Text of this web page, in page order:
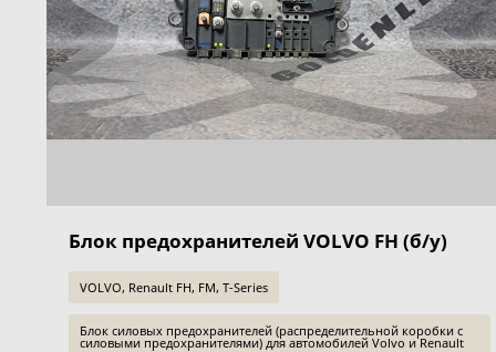
Блок предохранителей VOLVO FH (б/у)
VOLVO, Renault FH, FM, T-Series
Блок силовых предохранителей (распределительной коробки с
силовыми предохранителями) для автомобилей Volvo и Renault